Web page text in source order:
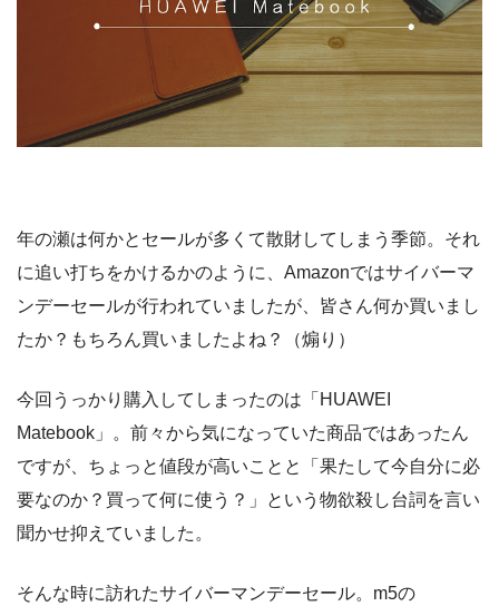
年の瀬は何かとセールが多くて散財してしまう季節。それ
に追い打ちをかけるかのように、Amazonではサイバーマ
ンデーセールが行われていましたが、皆さん何か買いまし
たか？もちろん買いましたよね？（煽り）
今回うっかり購入してしまったのは「HUAWEI
Matebook」。前々から気になっていた商品ではあったん
ですが、ちょっと値段が高いことと「果たして今自分に必
要なのか？買って何に使う？」という物欲殺し台詞を言い
聞かせ抑えていました。
そんな時に訪れたサイバーマンデーセール。m5の